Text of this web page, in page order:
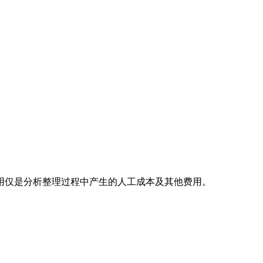
是分析整理过程中产生的人工成本及其他费用。